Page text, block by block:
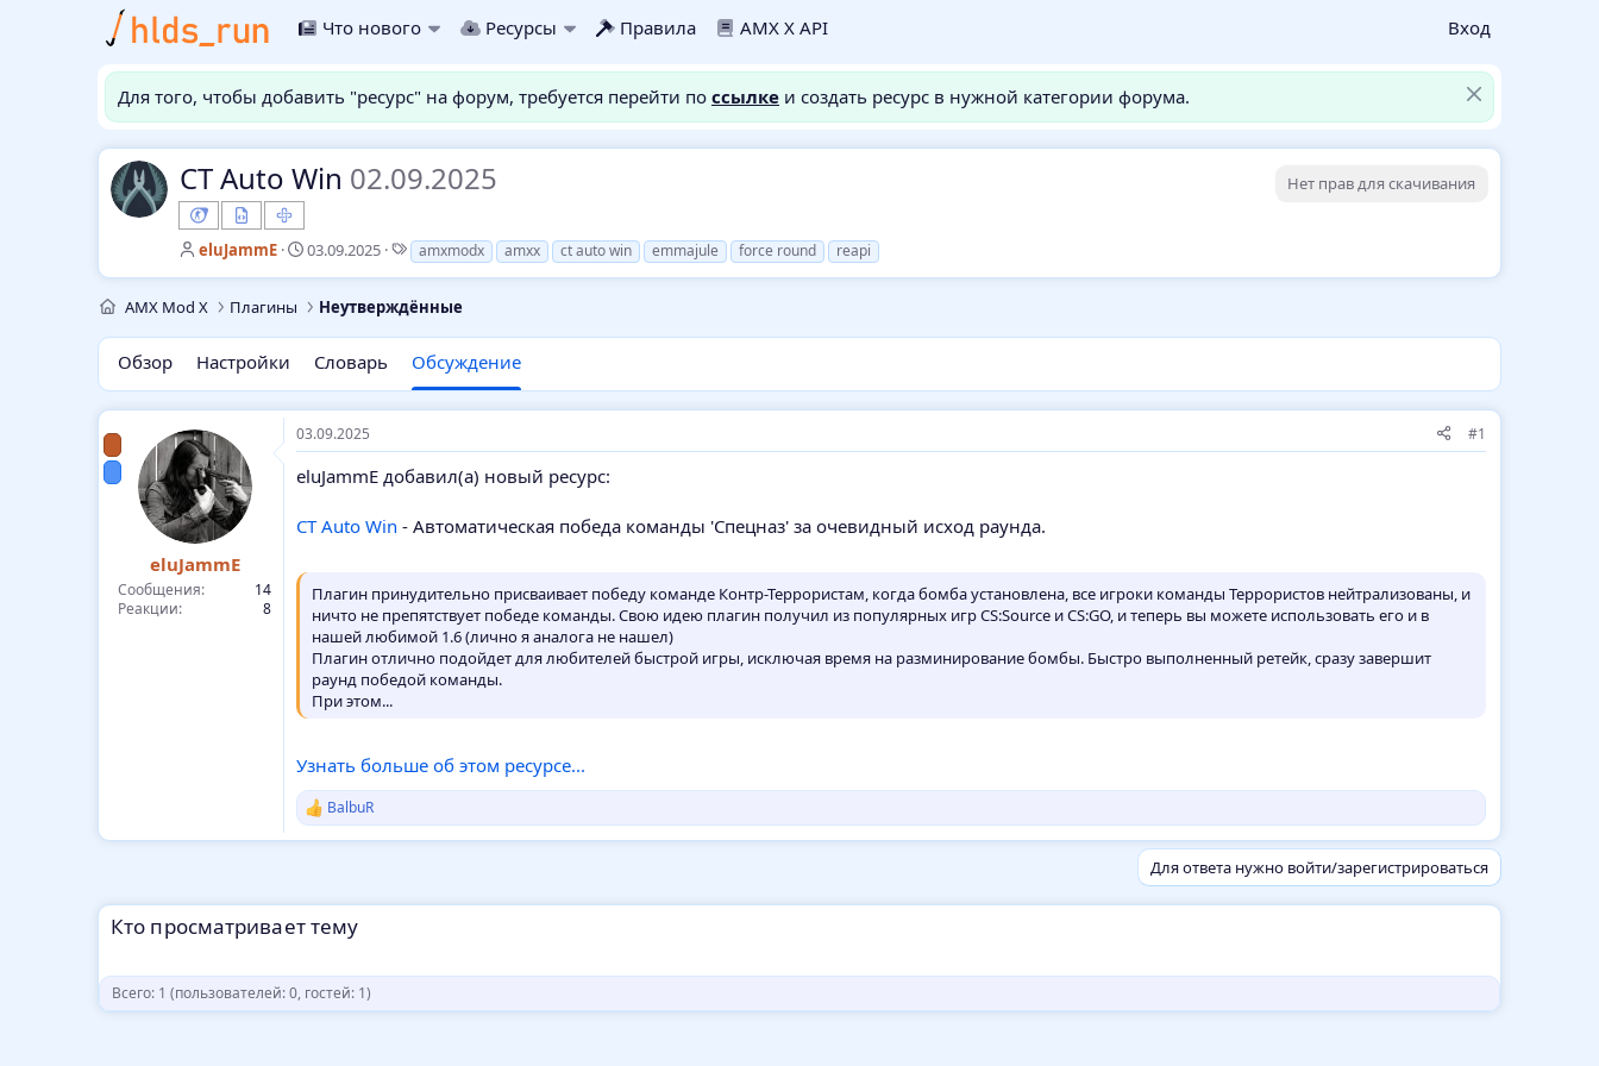
Что нового Ресурсы Правила AMX X API Вход
Для того, чтобы добавить "ресурс" на форум, требуется перейти по ссылке и создать ресурс в нужной категории форума.
CT Auto Win 02.09.2025 Нет прав для скачивания
А
о
р
т
м
eluJammE
Д
а
н
а
а
03.09.2025
Т
е
и
amxmodx amxx ct auto win emmajule force round reapi
AMX Mod X Плагины Неутверждённые
Обзор Настройки Словарь Обсуждение
eluJammE
Сообщения
14
Реакции
8
03.09.2025 #1
eluJammE добавил(а) новый ресурс:
CT Auto Win - Автоматическая победа команды 'Спецназ' за очевидный исход раунда.
Плагин принудительно присваивает победу команде Контр-Террористам, когда бомба установлена, все игроки команды Террористов нейтрализованы, и
ничто не препятствует победе команды. Свою идею плагин получил из популярных игр CS:Source и CS:GO, и теперь вы можете использовать его и в
нашей любимой 1.6 (лично я аналога не нашел)
Плагин отлично подойдет для любителей быстрой игры, исключая время на разминирование бомбы. Быстро выполненный ретейк, сразу завершит
раунд победой команды.
При этом...
Узнать больше об этом ресурсе...
Р
и
и
BalbuR
Для ответа нужно войти/зарегистрироваться
Кто просматривает тему
Всего: 1 (пользователей: 0, гостей: 1)